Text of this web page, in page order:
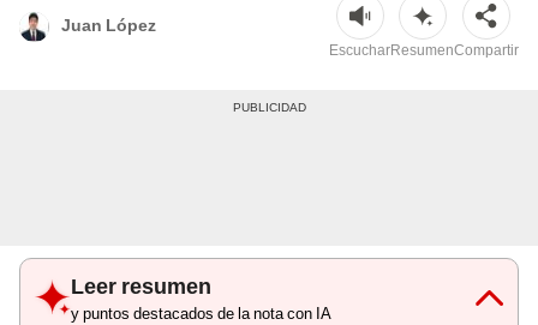
Juan López
EscucharResumenCompartir
Leer resumen
y puntos destacados de la nota con IA